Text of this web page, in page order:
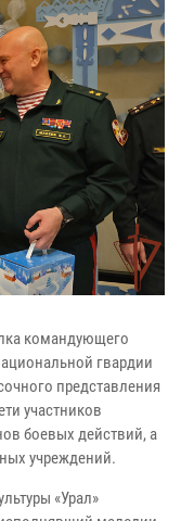
командующего
гвардии
представления
участников
боевых действий, а
учреждений.
«Урал»